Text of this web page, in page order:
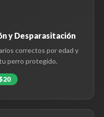
y Desparasitación
correctos por edad y
perro protegido.